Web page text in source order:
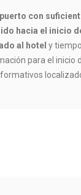
con
hacia el inicio
al hotel y
para el inicio